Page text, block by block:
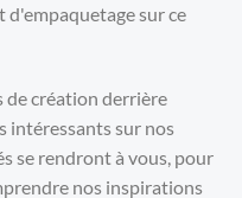
d'empaquetage sur ce
de création derrière
intéressants sur nos
se rendront à vous, pour
nos inspirations